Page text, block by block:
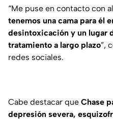
“Me puse en contacto con
tenemos una cama para él
desintoxicación y un lugar
tratamiento a largo plazo”,
redes sociales.
Cabe destacar que Chase
depresión severa,